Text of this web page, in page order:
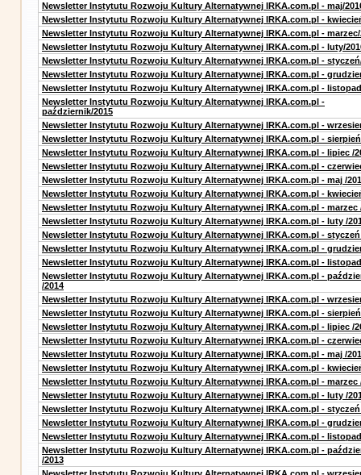
Newsletter Instytutu Rozwoju Kultury Alternatywnej IRKA.com.pl - maj/
Newsletter Instytutu Rozwoju Kultury Alternatywnej IRKA.com.pl -
Newsletter Instytutu Rozwoju Kultury Alternatywnej IRKA.com.pl - marzec/
Newsletter Instytutu Rozwoju Kultury Alternatywnej IRKA.com.pl - luty/
Newsletter Instytutu Rozwoju Kultury Alternatywnej IRKA.com.pl -
Newsletter Instytutu Rozwoju Kultury Alternatywnej IRKA.com.pl -
Newsletter Instytutu Rozwoju Kultury Alternatywnej IRKA.com.pl -
Newsletter Instytutu Rozwoju Kultury Alternatywnej IRKA.com.pl -
październik/2015
Newsletter Instytutu Rozwoju Kultury Alternatywnej IRKA.com.pl -
Newsletter Instytutu Rozwoju Kultury Alternatywnej IRKA.com.pl -
Newsletter Instytutu Rozwoju Kultury Alternatywnej IRKA.com.pl - lipiec /
Newsletter Instytutu Rozwoju Kultury Alternatywnej IRKA.com.pl -
Newsletter Instytutu Rozwoju Kultury Alternatywnej IRKA.com.pl - maj /
Newsletter Instytutu Rozwoju Kultury Alternatywnej IRKA.com.pl -
Newsletter Instytutu Rozwoju Kultury Alternatywnej IRKA.com.pl - marzec
Newsletter Instytutu Rozwoju Kultury Alternatywnej IRKA.com.pl - luty /
Newsletter Instytutu Rozwoju Kultury Alternatywnej IRKA.com.pl - styczeń
Newsletter Instytutu Rozwoju Kultury Alternatywnej IRKA.com.pl -
Newsletter Instytutu Rozwoju Kultury Alternatywnej IRKA.com.pl - listopad
Newsletter Instytutu Rozwoju Kultury Alternatywnej IRKA.com.pl -
/2014
Newsletter Instytutu Rozwoju Kultury Alternatywnej IRKA.com.pl -
Newsletter Instytutu Rozwoju Kultury Alternatywnej IRKA.com.pl - sierpień
Newsletter Instytutu Rozwoju Kultury Alternatywnej IRKA.com.pl - lipiec /
Newsletter Instytutu Rozwoju Kultury Alternatywnej IRKA.com.pl -
Newsletter Instytutu Rozwoju Kultury Alternatywnej IRKA.com.pl - maj /
Newsletter Instytutu Rozwoju Kultury Alternatywnej IRKA.com.pl -
Newsletter Instytutu Rozwoju Kultury Alternatywnej IRKA.com.pl - marzec
Newsletter Instytutu Rozwoju Kultury Alternatywnej IRKA.com.pl - luty /
Newsletter Instytutu Rozwoju Kultury Alternatywnej IRKA.com.pl - styczeń
Newsletter Instytutu Rozwoju Kultury Alternatywnej IRKA.com.pl -
Newsletter Instytutu Rozwoju Kultury Alternatywnej IRKA.com.pl - listopad
Newsletter Instytutu Rozwoju Kultury Alternatywnej IRKA.com.pl -
/2013